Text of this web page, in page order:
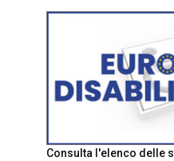
Consulta l'elenco delle